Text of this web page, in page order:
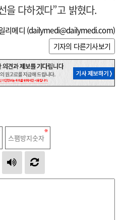
을 다하겠다”고 밝혔다.
리메디 (dailymedi@dailymedi.com)
기자의 다른기사보기